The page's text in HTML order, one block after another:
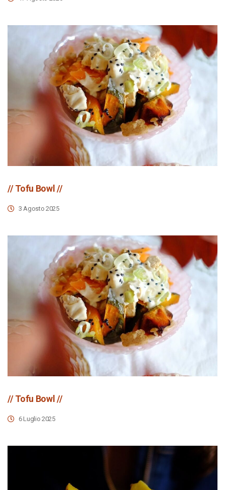
// Tofu Bowl //
3 Agosto 2025
// Tofu Bowl //
6 Luglio 2025